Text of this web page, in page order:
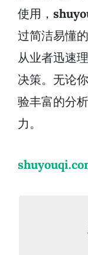
使用，
过简洁易懂
从业者迅速
决策。无论
验丰富的分析
力。